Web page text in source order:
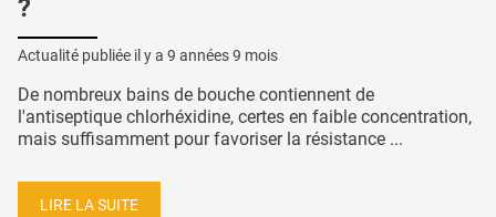
?
Actualité publiée il y a 9 années 9 mois
De nombreux bains de bouche contiennent de
l'antiseptique chlorhéxidine, certes en faible concentration,
mais suffisamment pour favoriser la résistance ...
LIRE LA SUITE